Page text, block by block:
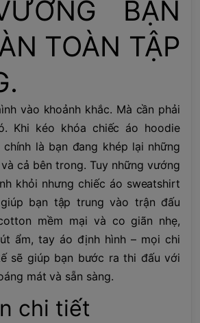
BẬN
TOÀN TẬP
vào khoảnh khắc. Mà cần phải
Khi kéo khóa chiếc áo hoodie
là bạn đang khép lại những
cả bên trong. Tuy những vướng
khỏi nhưng chiếc áo sweatshirt
bạn tập trung vào trận đấu
mềm mại và co giãn nhẹ,
ẩm, tay áo định hình – mọi chi
sẽ giúp bạn bước ra thi đấu với
mát và sẵn sàng.
chi tiết